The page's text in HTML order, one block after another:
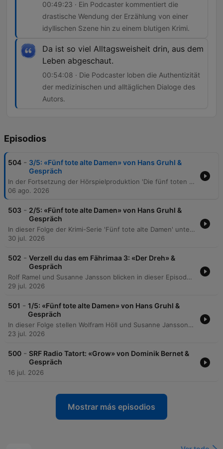
00:49:23 · Ein Podcaster kommentiert die
drastische Wendung der Erzählung von einer
idyllischen Szene hin zu einem blutigen Krimi.
Da ist so viel Alltagsweisheit drin, aus dem
Leben abgeschaut.
00:54:08 · Die Podcaster loben die Authentizität
der medizinischen und alltäglichen Dialoge des
Autors.
Episodios
504 - 3/5: «Fünf tote alte Damen» von Hans Gruhl &
Gespräch
In der Fortsetzung der Hörspielproduktion 'Die fünf toten alten Damen' verdichtet sich der Verdacht auf Mord, als Dr. Klein durch eine Zeitungsnotiz eine Verbindung zwischen den Todesfällen herstellt. Trotz anfänglicher Skepsis von Anwalt Krompecher und Kommissar Noges führt die Spur zur eigentlich kerngesunden Dorothea Lindemann. Nach einem gewaltsamen Eindringen in ihre Wohnung entdecken der Erzähler und Mechthild die Leiche der Frau, die durch eine Hutnadel ermordet wurde. Die Podcaster diskutieren abschließend über die authentische Darstellung des Arztalltags und die meisterhafte Nutzung von Alltagsweisheiten im Werk des Autors.
06 ago. 2026
503 - 2/5: «Fünf tote alte Damen» von Hans Gruhl &
Gespräch
In dieser Folge der Krimi-Serie 'Fünf tote alte Damen' untersucht Dr. Klein den mysteriösen Tod einer Tante und entdeckt Hinweise auf eine unheimliche Häufung von Todesfällen in einer Gruppe von Frauen. Auf der Suche nach Antworten besucht der Erzähler Professor Bibach und konfrontiert Dr. Leopold mit seinen Verdachtsmomenten. Die Ermittlungen führen schließlich zur Kanzlei des Anwalts Krompecher, wo eine zufällige Entdeckung die erschütternde Erkenntnis bringt, dass es sich bei den Todesfällen nicht um natürliche Ursachen, sondern um Mord handelt. Abschließend reflektieren die Moderatoren über die sprachliche Qualität und die Charakterentwicklung der Episode.
30 jul. 2026
502 - Verzell du das em Fährimaa 3: «Der Dreh» &
Gespräch
Rolf Ramel und Susanne Jansson blicken in dieser Episode auf persönliche Studio-Horrorszenarien zurück und präsentieren eine Archiv-Produktion aus dem Jahr 1954. Die Erzählung führt durch unheimliche Verfolgungsjagden, mysteriöse Begegnungen in den Wiener Abwasserkanälen und die skurrilen Pläne der Berliner Künstlergruppe 'Finstern 13'. Die Reise endet mit der tragischen Prophezeiung um den Torero Pablo Mendoza und einer abschließenden Analyse der atmosphärischen Hörspielreihe 'Ferrimar', wobei die Grenze zwischen fiktivem Drehset und realer Geschichte zunehmend verschwimmt.
29 jul. 2026
501 - 1/5: «Fünf tote alte Damen» von Hans Gruhl &
Gespräch
In dieser Folge stellen Wolfram Höll und Susanne Jansson den Krimi 'Fünf tote alte Damen' von Hans Kruhl vor. Die Handlung beginnt mit dem Tod einer älteren Dame in einem bürgerlichen Milieu, woraufhin der Arzt Dr. Klein nach Informationen sucht und neue Personalmitarbeit wie die junge Mechthild einstellt. Die Spannung steigt, als der Rechtsanwalt Dr. Krompecher die Todesursache von Frau Herwig wegen einer Erbschaftsangelegenheit hinterfragt. Die Podcaster diskutieren zudem über die historische Ästhetik des Hörspiels, dessen sprachliche Qualität und die besondere Gelassenheit der weiblichen Erzählstimme im Kontrast zur modernen Aufmerksamkeitsökonomie.
23 jul. 2026
500 - SRF Radio Tatort: «Grow» von Dominik Bernet &
Gespräch
16 jul. 2026
Mostrar más episodios